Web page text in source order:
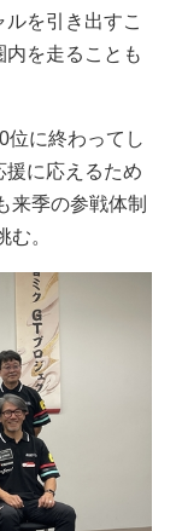
を引き出すこ
を走ることも
に終わってし
に応えるため
来季の参戦体制
。